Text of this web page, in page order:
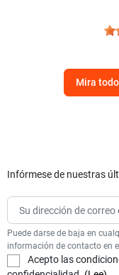
Mira
Infórmese de nuestras
Puede darse de baja en
información de contacto en
Acepto las